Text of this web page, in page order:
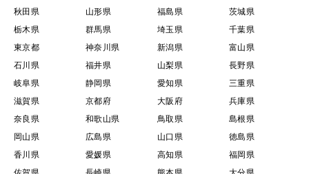
秋田県
山形県 福島県
茨城県
栃木県
群馬県 埼玉県
千葉県
東京都
神奈川県 新潟県
富山県
石川県
福井県 山梨県
長野県
岐阜県
静岡県 愛知県
三重県
滋賀県
京都府 大阪府
兵庫県
奈良県
和歌山県 鳥取県
島根県
岡山県
広島県 山口県
徳島県
香川県
愛媛県 高知県
福岡県